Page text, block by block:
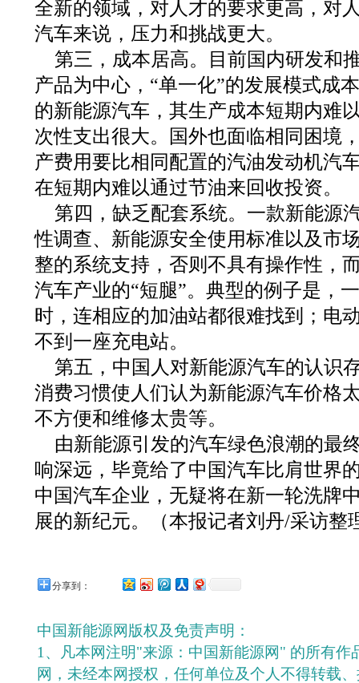
全新的领域，对人才的要求更高，对
汽车来说，压力和挑战更大。
第三，成本居高。目前国内研发和
产品为中心，“单一化”的发展模式成
的新能源汽车，其生产成本短期内难
次性支出很大。国外也面临相同困境
产费用要比相同配置的汽油发动机汽
在短期内难以通过节油来回收投资。
第四，缺乏配套系统。一款新能源
性调查、新能源安全使用标准以及市
整的系统支持，否则不具有操作性，
汽车产业的“短腿”。典型的例子是，
时，连相应的加油站都很难找到；电
不到一座充电站。
第五，中国人对新能源汽车的认识
消费习惯使人们认为新能源汽车价格
不方便和维修太贵等。
由新能源引发的汽车绿色浪潮的最
响深远，毕竟给了中国汽车比肩世界
中国汽车企业，无疑将在新一轮洗牌
展的新纪元。（本报记者刘丹/采访整
分享到：
中国新能源网版权及免责声明：
1、凡本网注明"来源：中国新能源网" 的所有作
网，未经本网授权，任何单位及个人不得转载